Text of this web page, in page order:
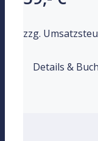
zzg.
Details &